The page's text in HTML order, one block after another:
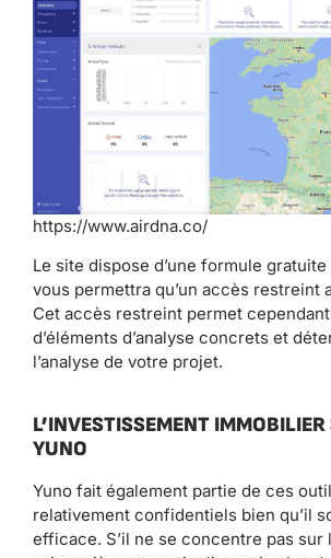
https://www.airdna.co/
Le site dispose d’une formule gratuite
vous permettra qu’un accès restreint
Cet accès restreint permet
d’éléments d’analyse concrets et
l’analyse de votre projet.
L’INVESTISSEMENT
YUNO
Yuno fait également partie de ces
relativement confidentiels bien qu’il
efficace. S’il ne se concentre pas sur